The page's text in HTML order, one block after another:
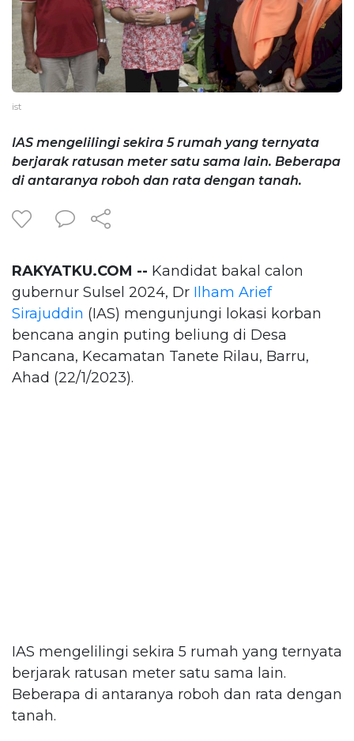
ist
IAS mengelilingi sekira 5 rumah yang ternyata
berjarak ratusan meter satu sama lain. Beberapa
di antaranya roboh dan rata dengan tanah.
RAKYATKU.COM -- Kandidat bakal calon
gubernur Sulsel 2024, Dr Ilham Arief
Sirajuddin (IAS) mengunjungi lokasi korban
bencana angin puting beliung di Desa
Pancana, Kecamatan Tanete Rilau, Barru,
Ahad (22/1/2023).
IAS mengelilingi sekira 5 rumah yang ternyata
berjarak ratusan meter satu sama lain.
Beberapa di antaranya roboh dan rata dengan
tanah.